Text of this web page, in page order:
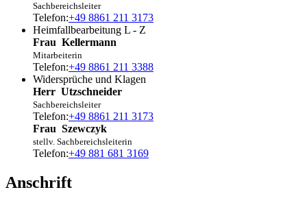
Sachbereichsleiter
Telefon:+49 8861 211 3173
Heimfallbearbeitung L - Z
Frau Kellermann
Mitarbeiterin
Telefon:+49 8861 211 3388
Widersprüche und Klagen
Herr Utzschneider
Sachbereichsleiter
Telefon:+49 8861 211 3173
Frau Szewczyk
stellv. Sachbereichsleiterin
Telefon:+49 881 681 3169
Anschrift